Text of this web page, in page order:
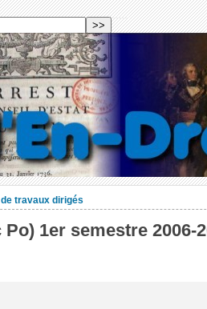
travaux dirigés
1er semestre 2006-